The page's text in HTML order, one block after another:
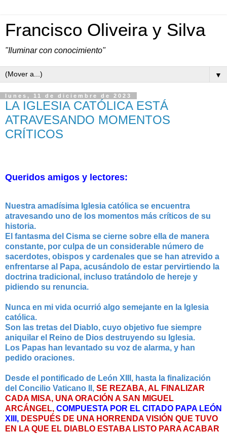
Francisco Oliveira y Silva
"Iluminar con conocimiento"
▼
lunes, 11 de diciembre de 2023
LA IGLESIA CATÓLICA ESTÁ
ATRAVESANDO MOMENTOS
CRÍTICOS
Queridos amigos y lectores:
Nuestra amadísima Iglesia católica se encuentra
atravesando uno de los momentos más críticos de su
historia.
El fantasma del Cisma se cierne sobre ella de manera
constante, por culpa de un considerable número de
sacerdotes, obispos y cardenales que se han atrevido a
enfrentarse al Papa, acusándolo de estar pervirtiendo la
doctrina tradicional, incluso tratándolo de hereje y
pidiendo su renuncia.
Nunca en mi vida ocurrió algo semejante en la Iglesia
católica.
Son las tretas del Diablo, cuyo objetivo fue siempre
aniquilar el Reino de Dios destruyendo su Iglesia.
Los Papas han levantado su voz de alarma, y han
pedido oraciones.
Desde el pontificado de León XIII, hasta la finalización
del Concilio Vaticano II, SE REZABA, AL FINALIZAR
CADA MISA, UNA ORACIÓN A SAN MIGUEL
ARCÁNGEL, COMPUESTA POR EL CITADO PAPA LEÓN
XIII, DESPUÉS DE UNA HORRENDA VISIÓN QUE TUVO
EN LA QUE EL DIABLO ESTABA LISTO PARA ACABAR